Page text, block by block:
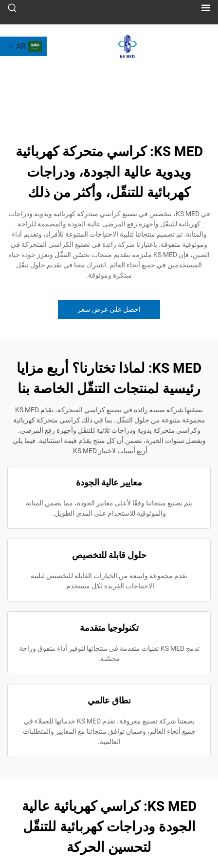
KS MED: كراسي متحركة كهربائية
عالية الجودة، ودراجات
للتنقّل، وأكثر من ذلك
في KS MED، نتخصص في تصنيع كراسي متحركة كهربائية ويدوية ودراجات
وأجهزة رفع المرضى عالية الجودة والمصممة للراحة
منتجاتنا لتلبية الاحتياجات المتنوعة للأفراد، وتقديم أداء
باعتبارنا شركة رائدة في تصنيع الكراسي المتحركة في
الصين، فإن KS MED ملتزمة بتقديم منتجات تحسّن التنقّل وتعزز جودة حياة
في جميع أنحاء العالم. اشترك معنا في تقديم حلول تنقّل
مبتكرة وموثوقة.
احصل على عرض سعر
KS MED: لماذا تختارنا؟ أربع مزايا
لمنتجات التنقّل الخاصة بنا
بصفتها شركة صينية رائدة في تصنيع كراسي المتحركة، تقدّم KS MED
من حلول التنقّل، بما في ذلك كراسي متحركة كهربائية
يدوية ودراجات ثلاثية للتنقّل وأجهزة رفع المرضى.
الخبرة، نضمن أن كل منتج يقدّم قيمة استثنائية. فيما يلي
أربع أسباب لاختيار KS MED.
معايير عالية الجودة
منتجاتنا وفقًا لأعلى معايير الجودة، مما يضمن المتانة
والموثوقية للاستخدام على المدى الطويل.
حلول قابلة للتخصيص
مجموعة واسعة من الخيارات القابلة للتخصيص لتلبية
الاحتياجات الفريدة لكل مستخدم.
تكنولوجيا متقدمة
تدمج KS MED تقنيات متقدمة في منتجاتها لتوفير أداء متفوق وراحة
نطاق عالمي
بصفتنا شركة تصنيع معروفة، تقدم KS MED خدماتها للعملاء في
العالم، وضمان توافق منتجاتنا مع المعايير والمتطلبات
KS MED: كراسي كهربائية عالية
ودراجات كهربائية للتنقّل
لتحسين الحركة